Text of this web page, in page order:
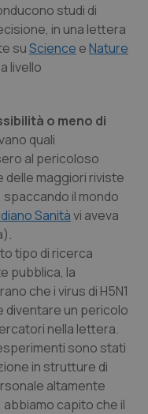
studi di
in una lettera
suScience eNature
livello
o meno di
quali
al pericoloso
maggiori riviste
il mondo
Sanitàvi aveva
tipo di ricerca
pubblica, la
che i virus di H5N1
un pericolo
nella lettera.
sono stati
in strutture di
altamente
capito che il